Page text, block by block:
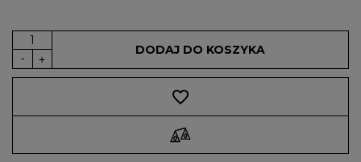
DODAJ DO KOSZYKA
favorite_border